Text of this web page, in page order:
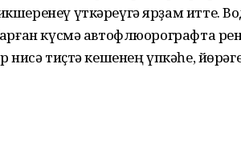
үткәреүгә ярҙам итте.
күсмә автофлюорографта
тиҫтә кешенең үпкәһе,